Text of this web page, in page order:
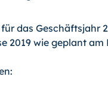
das Geschäftsjahr
2019 wie geplant am